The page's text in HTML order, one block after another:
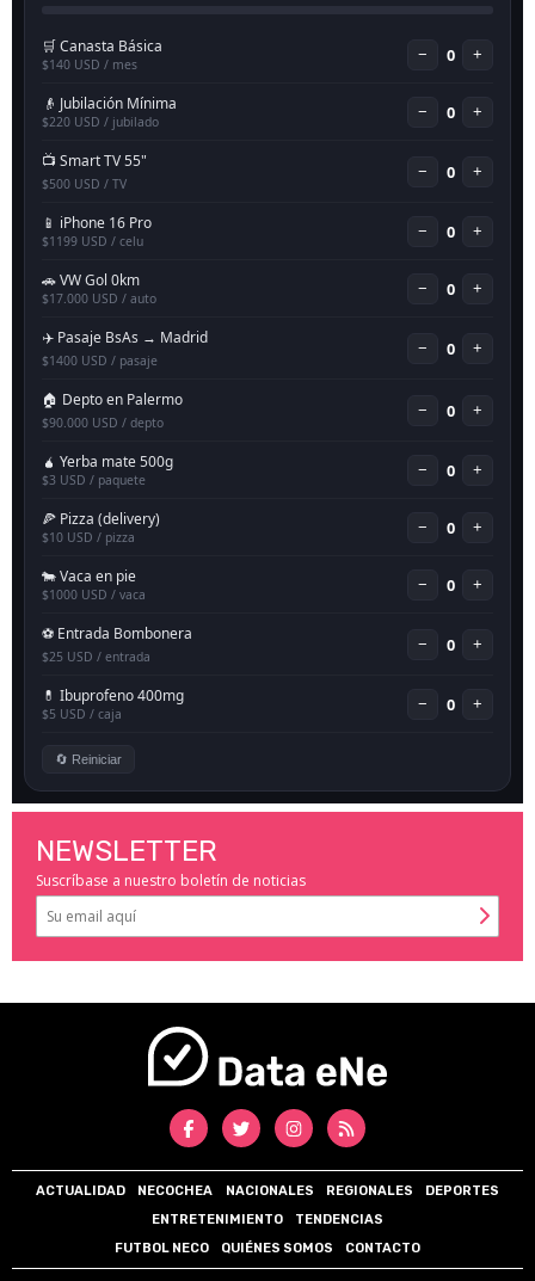
NEWSLETTER
Suscríbase a nuestro boletín de noticias
ACTUALIDAD NECOCHEA NACIONALES REGIONALES
DEPORTES
ENTRETENIMIENTO
TENDENCIAS
FUTBOL NECO
QUIÉNES SOMOS CONTACTO